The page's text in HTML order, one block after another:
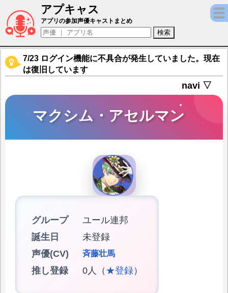
アプキャス
マクシム・アセルマン（声優：斉藤壮馬)【
アプリの参加声優キャストまとめ
7/23 ログイン機能に不具合が発生していました。現在
は復旧しています
navi ▽
マクシム・アセルマン
グループ
ユール連邦
誕生日
未登録
声優(CV)
斉藤壮馬
推し登録 0人（ ★登録）